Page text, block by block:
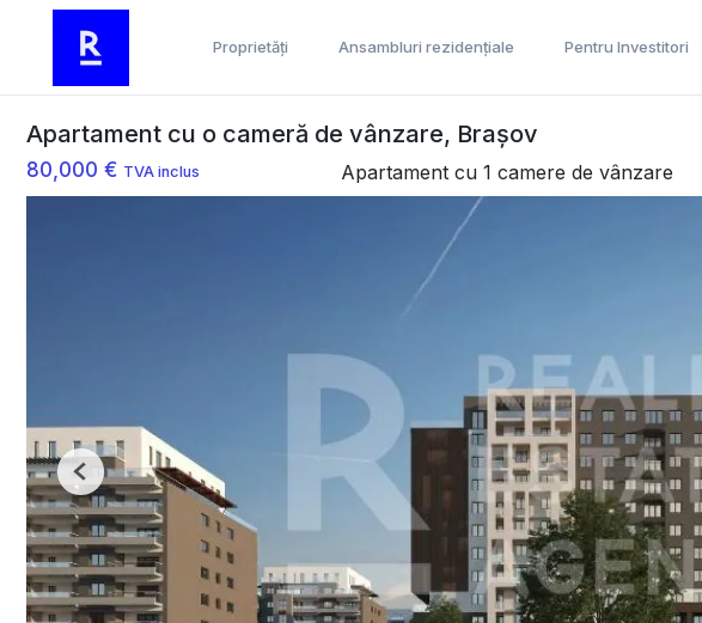
Proprietăți Ansambluri rezidențiale Pentru Investitori
Apartament cu o cameră de vânzare, Brașov
80,000 € TVA inclus Apartament cu 1 camere de vânzare
Previous